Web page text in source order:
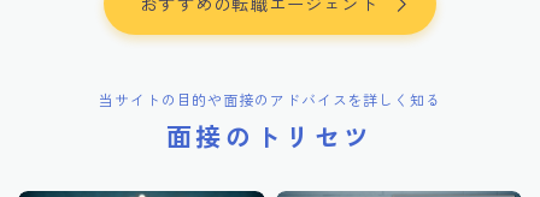
当サイトの目的や面接のアドバイスを詳しく知る
面接のトリセツ